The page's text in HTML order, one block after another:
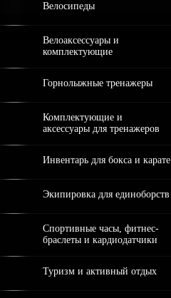
Велосипеды
Велоаксессуары и
комплектующие
Горнолыжные тренажеры
Комплектующие и
аксессуары для тренажеров
Инвентарь для бокса и карате
Экипировка для единоборств
Спортивные часы, фитнес-
браслеты и кардиодатчики
Туризм и активный отдых